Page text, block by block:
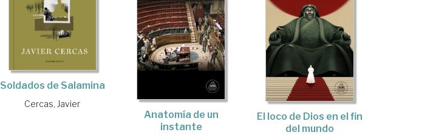
Soldados de Salamina
Cercas, Javier
Anatomía de un
instante
El loco de Dios en el fin
del mundo